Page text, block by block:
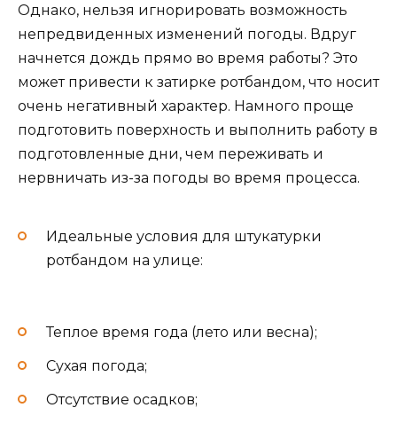
Однако, нельзя игнорировать возможность
непредвиденных изменений погоды. Вдруг
начнется дождь прямо во время работы? Это
может привести к затирке ротбандом, что носит
очень негативный характер. Намного проще
подготовить поверхность и выполнить работу в
подготовленные дни, чем переживать и
нервничать из-за погоды во время процесса.
Идеальные условия для штукатурки
ротбандом на улице:
Теплое время года (лето или весна);
Сухая погода;
Отсутствие осадков;